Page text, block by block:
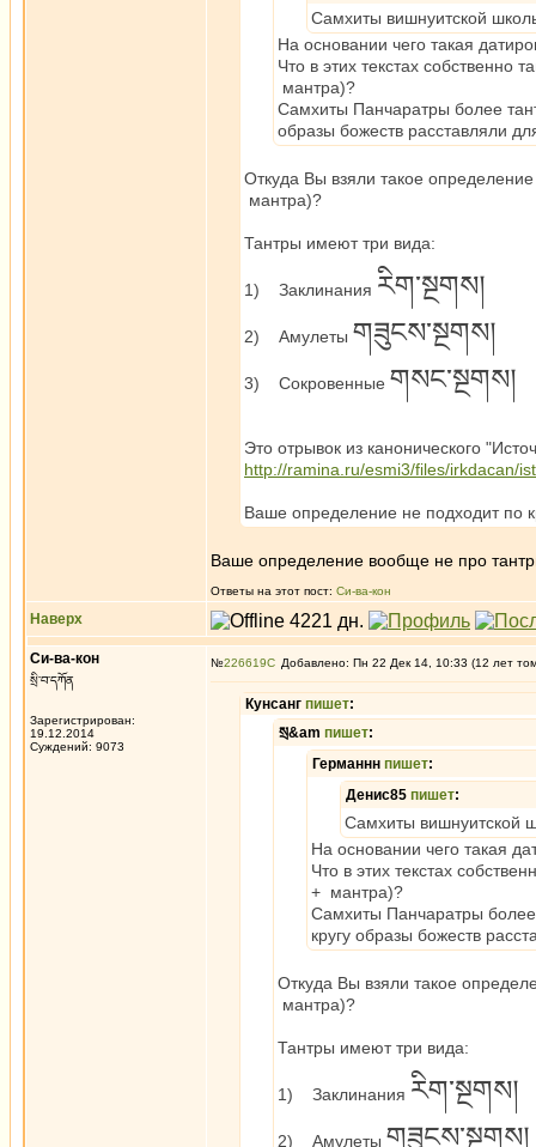
Самхиты вишнуитской
На основании чего такая
Что в этих текстах собственно
мантра)?
Самхиты Панчаратры более
образы божеств расставляли
Откуда Вы взяли такое
мантра)?
Тантры имеют три вида:
1) Заклинания རིག་སྔགས།
2) Амулеты གཟུངས་སྔགས།
3) Сокровенные གསང་སྔགས།
Это отрывок из канонического
http://ramina.ru/esmi3/files/irkdacan/
Ваше определение не подходит по
Ваше определение вообще не про
Ответы на этот пост: Си-ва-кон
Наверх
Си-ва-кон
སྲི་བ་དཀོན
Зарегистрирован:
19.12.2014
Суждений: 9073
№226619 Добавлено: Пн 22 Дек 14, 10:33 (12 лет
Кунсанг пишет:
སྲ&am пишет:
Германнн пишет:
Денис85 пишет:
Самхиты вишнуитской
На основании чего такая
Что в этих текстах
+ мантра)?
Самхиты Панчаратры
кругу образы божеств
Откуда Вы взяли такое
мантра)?
Тантры имеют три вида:
1) Заклинания རིག་སྔགས།
2) Амулеты གཟུངས་སྔགས།